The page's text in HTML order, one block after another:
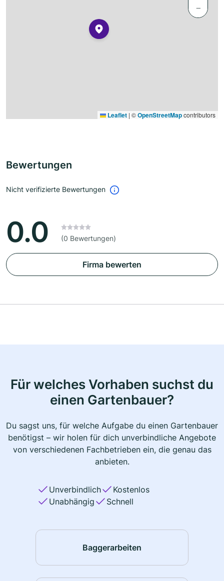
−
Leaflet | ©OpenStreetMapcontributors
Bewertungen
Nicht verifizierte Bewertungen
0.0 (0 Bewertungen)
Firma bewerten
Für welches Vorhaben suchst du
einen Gartenbauer?
Du sagst uns, für welche Aufgabe du einen Gartenbauer
benötigst – wir holen für dich unverbindliche Angebote
von verschiedenen Fachbetrieben ein, die genau das
anbieten.
Unverbindlich
Kostenlos
Unabhängig
Schnell
Baggerarbeiten